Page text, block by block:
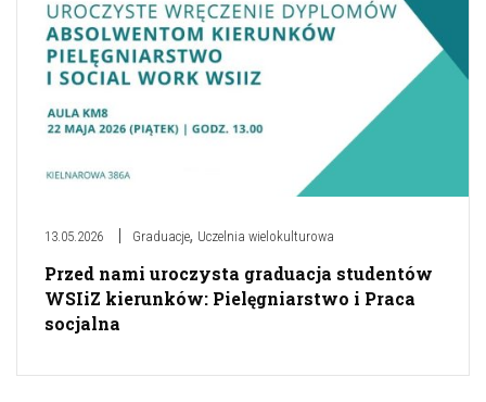
13.05.2026 Graduacje, Uczelnia wielokulturowa
Przed nami uroczysta graduacja studentów
WSIiZ kierunków: Pielęgniarstwo i Praca
socjalna